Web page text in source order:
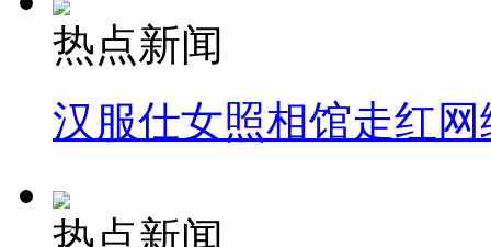
热点新闻
汉服仕女照相馆走红网
热点新闻